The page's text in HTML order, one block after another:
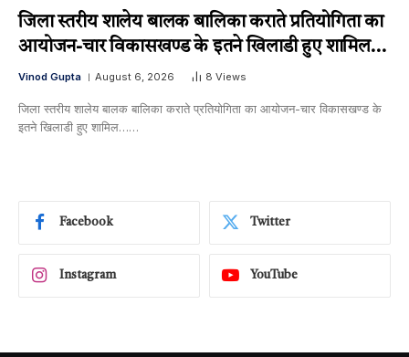
जिला स्तरीय शालेय बालक बालिका कराते प्रतियोगिता का
आयोजन-चार विकासखण्ड के इतने खिलाडी हुए शामिल…
Vinod Gupta August 6, 2026 8 Views
जिला स्तरीय शालेय बालक बालिका कराते प्रतियोगिता का आयोजन-चार विकासखण्ड के
इतने खिलाडी हुए शामिल……
Facebook Twitter
Instagram YouTube